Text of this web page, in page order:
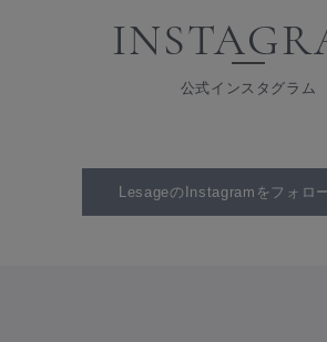
公式インスタグラム
LesageのInstagramをフォロ